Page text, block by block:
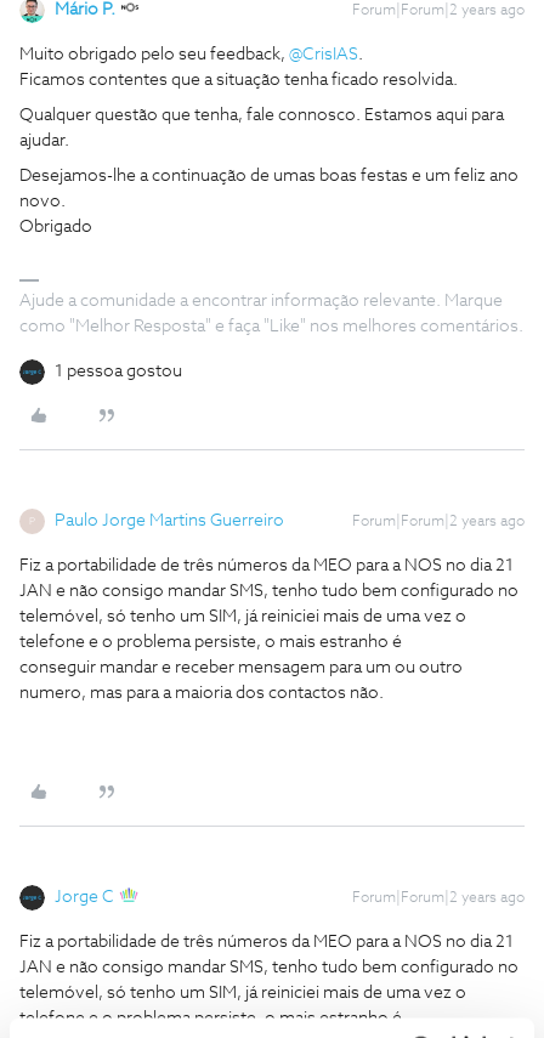
Mário P. Forum|Forum|2 years ago
Muito obrigado pelo seu feedback, @CrisIAS.
Ficamos contentes que a situação tenha ficado resolvida.
Qualquer questão que tenha, fale connosco. Estamos aqui para
ajudar.
Desejamos-lhe a continuação de umas boas festas e um feliz ano
novo.
Obrigado
Ajude a comunidade a encontrar informação relevante. Marque
como "Melhor Resposta" e faça "Like" nos melhores comentários.
1 pessoa gostou
Paulo Jorge Martins Guerreiro Forum|Forum|2 years ago
Fiz a portabilidade de três números da MEO para a NOS no dia 21
JAN e não consigo mandar SMS, tenho tudo bem configurado no
telemóvel, só tenho um SIM, já reiniciei mais de uma vez o
telefone e o problema persiste, o mais estranho é
conseguir mandar e receber mensagem para um ou outro
numero, mas para a maioria dos contactos não.
Jorge C Forum|Forum|2 years ago
Fiz a portabilidade de três números da MEO para a NOS no dia 21
JAN e não consigo mandar SMS, tenho tudo bem configurado no
telemóvel, só tenho um SIM, já reiniciei mais de uma vez o
telefone e o problema persiste, o mais estranho é